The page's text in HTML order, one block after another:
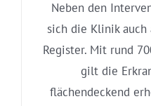
Neben den
sich die Klinik auch
Register. Mit rund
gilt die
flächendeckend